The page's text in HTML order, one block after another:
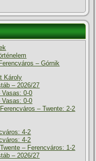
– Górnik
Károly
– 2026/27
0-0
0-0
– Twente: 2-2
4-2
4-2
– Ferencváros: 1-2
– 2026/27